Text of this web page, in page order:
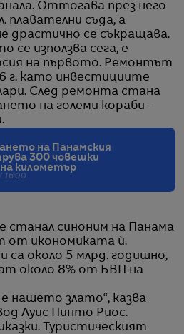
Оттогава през него
плавателни съда, а
драстично се съкращава.
се използва сега, е
на първото. Ремонтът
г. като инвестициите
След ремонта стана
на големи кораби –
на Панамския
300 човешки
километър
16:00
станал синоним на Панама
от икономиката ѝ.
са около 5 млрд. годишно,
около 8% от БВП на
нашето злато“, казва
Луис Пинто Риос.
Туристическият